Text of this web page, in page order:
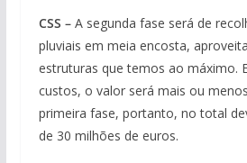
CSS –A segunda fase será de
pluviais em meia encosta,
estruturas que temos ao máximo.
custos, o valor será mais ou
primeira fase, portanto, no total
de 30 milhões de euros.